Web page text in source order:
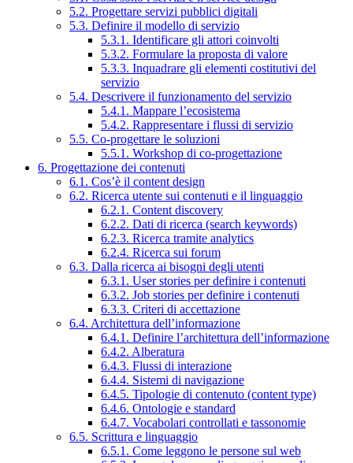
5.2. Progettare servizi pubblici digitali
5.3. Definire il modello di servizio
5.3.1. Identificare gli attori coinvolti
5.3.2. Formulare la proposta di valore
5.3.3. Inquadrare gli elementi costitutivi del
servizio
5.4. Descrivere il funzionamento del servizio
5.4.1. Mappare l’ecosistema
5.4.2. Rappresentare i flussi di servizio
5.5. Co-progettare le soluzioni
5.5.1. Workshop di co-progettazione
6. Progettazione dei contenuti
6.1. Cos’è il content design
6.2. Ricerca utente sui contenuti e il linguaggio
6.2.1. Content discovery
6.2.2. Dati di ricerca (search keywords)
6.2.3. Ricerca tramite analytics
6.2.4. Ricerca sui forum
6.3. Dalla ricerca ai bisogni degli utenti
6.3.1. User stories per definire i contenuti
6.3.2. Job stories per definire i contenuti
6.3.3. Criteri di accettazione
6.4. Architettura dell’informazione
6.4.1. Definire l’architettura dell’informazione
6.4.2. Alberatura
6.4.3. Flussi di interazione
6.4.4. Sistemi di navigazione
6.4.5. Tipologie di contenuto (content type)
6.4.6. Ontologie e standard
6.4.7. Vocabolari controllati e tassonomie
6.5. Scrittura e linguaggio
6.5.1. Come leggono le persone sul web